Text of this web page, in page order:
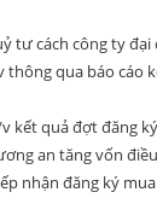
tư cách công ty đại
thông qua báo cáo
kết quả đợt đăng
an tăng vốn
nhận đăng ký